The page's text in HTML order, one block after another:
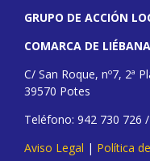
GRUPO DE ACCIÓN
COMARCA DE LIÉBANA
C/ San Roque, nº7, 2ª
39570 Potes
Teléfono: 942 730 726
Aviso Legal | Política